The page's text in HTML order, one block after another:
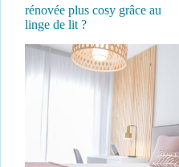
rénovée plus cosy grâce au
linge de lit ?